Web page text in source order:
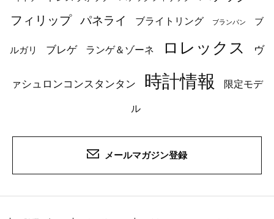
フィリップ
パネライ ブライトリング ブランパン ブ
ルガリ ブレゲ ランゲ＆ゾーネ ロレックス ヴ
ァシュロンコンスタンタン 時計情報 限定モデ
ル
メールマガジン登録